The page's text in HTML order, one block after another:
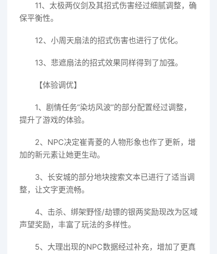
11、太极两仪剑及其招式伤害经过细腻调整，确
保平衡性。
12、小周天扇法的招式伤害也进行了优化。
13、悲遮扇法的招式效果同样得到了加强。
【体验调优】
1、剧情任务“染坊风波”的部分配置经过调整，
提升了游戏的体验。
2、NPC决定崔青菱的人物形象也作了更新，增
加的新元素让她更生动。
3、长安城的部分地块搜索文本已进行了适当调
整，让文字更流畅。
4、击杀、绑架野怪/劫镖的银两奖励现改为区域
声望奖励，丰富了玩法的多样性。
5、大理出现的NPC数据经过补充，增加了更真